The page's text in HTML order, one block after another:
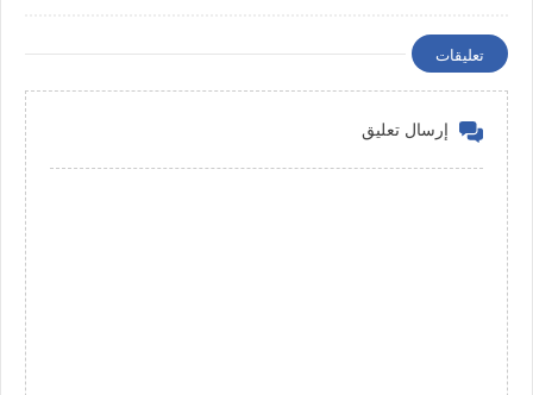
تعليقات
إرسال تعليق